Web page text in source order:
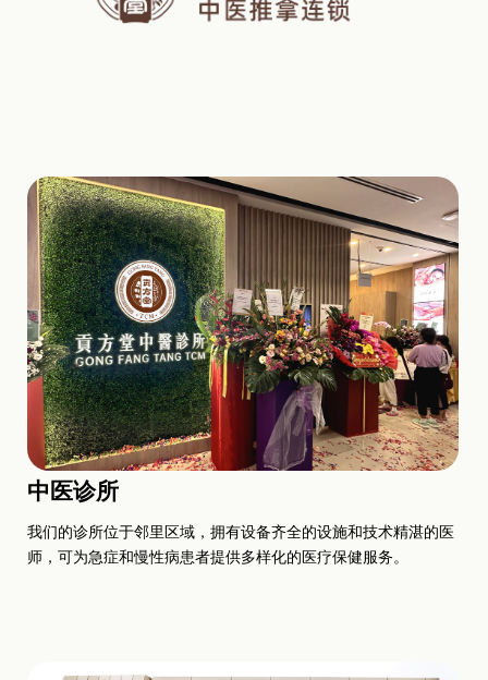
中医诊所
我们的诊所位于邻里区域，拥有设备齐全的设施和技术精湛的医
师，可为急症和慢性病患者提供多样化的医疗保健服务。